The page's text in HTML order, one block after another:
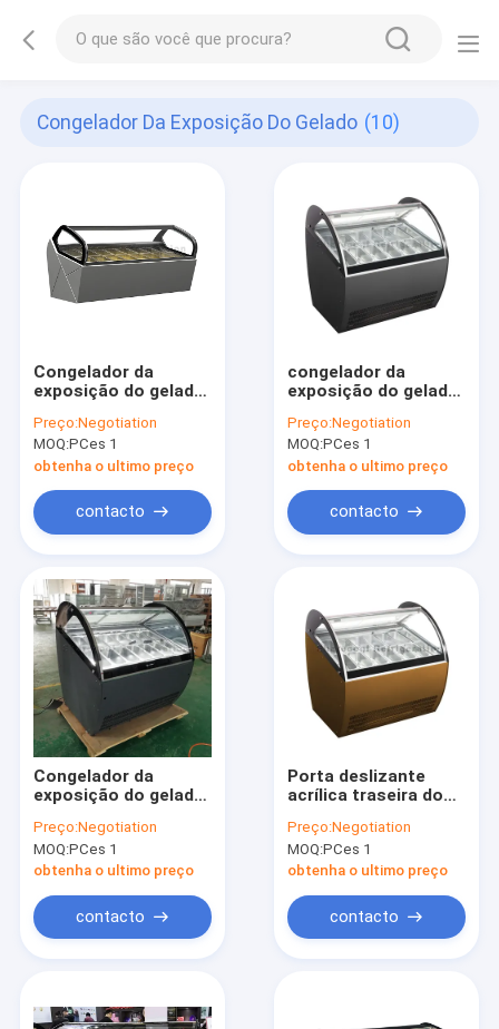
Congelador Da Exposição Do Gelado (10)
Congelador da
exposição do gelado
Preço:Negotiation
MOQ:PCes 1
obtenha o ultimo preço
contacto
congelador da
exposição do gelado
Preço:Negotiation
MOQ:PCes 1
obtenha o ultimo preço
contacto
Congelador da
exposição do gelado
Preço:Negotiation
MOQ:PCes 1
obtenha o ultimo preço
contacto
Porta deslizante
acrílica traseira do
de vidro do gelado do
compressor de
Secop
Preço:Negotiation
MOQ:PCes 1
obtenha o ultimo preço
contacto